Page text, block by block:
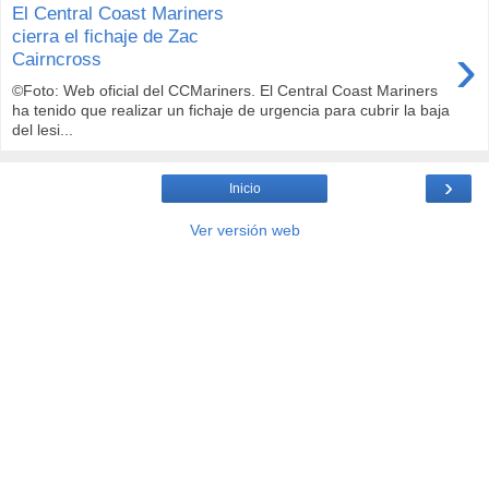
El Central Coast Mariners
cierra el fichaje de Zac
Cairncross
›
©Foto: Web oficial del CCMariners. El Central Coast Mariners
ha tenido que realizar un fichaje de urgencia para cubrir la baja
del lesi...
›
Inicio
Ver versión web